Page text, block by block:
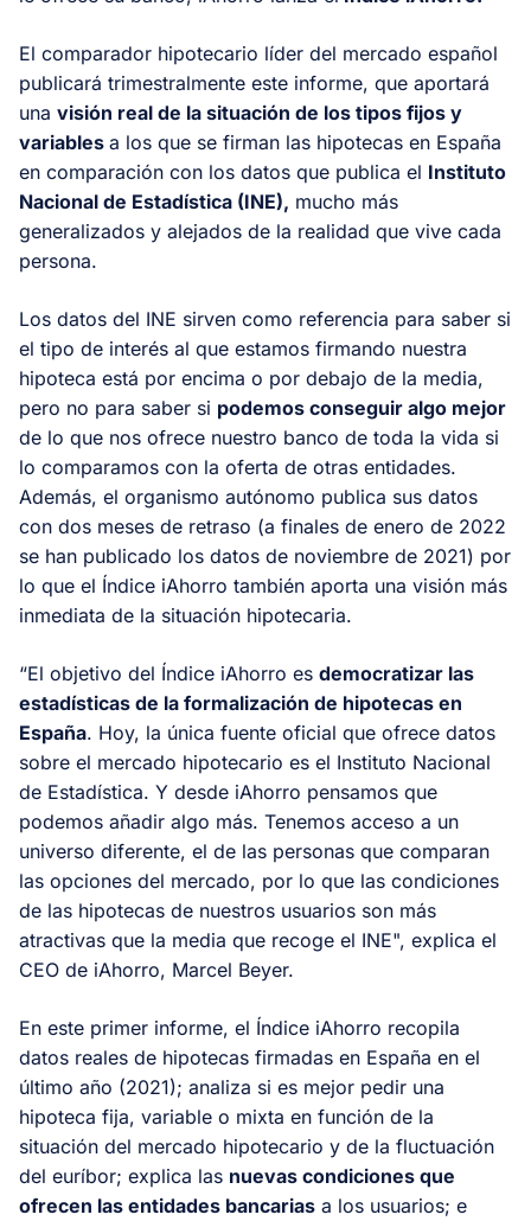
El comparador hipotecario líder del mercado español
publicará trimestralmente este informe, que aportará
una visión real de la situación de los tipos fijos y
variables a los que se firman las hipotecas en España
en comparación con los datos que publica el Instituto
Nacional de Estadística (INE), mucho más
generalizados y alejados de la realidad que vive cada
persona.
Los datos del INE sirven como referencia para saber si
el tipo de interés al que estamos firmando nuestra
hipoteca está por encima o por debajo de la media,
pero no para saber si podemos conseguir algo mejor
de lo que nos ofrece nuestro banco de toda la vida si
lo comparamos con la oferta de otras entidades.
Además, el organismo autónomo publica sus datos
con dos meses de retraso (a finales de enero de 2022
se han publicado los datos de noviembre de 2021) por
lo que el Índice iAhorro también aporta una visión más
inmediata de la situación hipotecaria.
“El objetivo del Índice iAhorro es democratizar las
estadísticas de la formalización de hipotecas en
España. Hoy, la única fuente oficial que ofrece datos
sobre el mercado hipotecario es el Instituto Nacional
de Estadística. Y desde iAhorro pensamos que
podemos añadir algo más. Tenemos acceso a un
universo diferente, el de las personas que comparan
las opciones del mercado, por lo que las condiciones
de las hipotecas de nuestros usuarios son más
atractivas que la media que recoge el INE", explica el
CEO de iAhorro, Marcel Beyer.
En este primer informe, el Índice iAhorro recopila
datos reales de hipotecas firmadas en España en el
último año (2021); analiza si es mejor pedir una
hipoteca fija, variable o mixta en función de la
situación del mercado hipotecario y de la fluctuación
del euríbor; explica las nuevas condiciones que
ofrecen las entidades bancarias a los usuarios; e